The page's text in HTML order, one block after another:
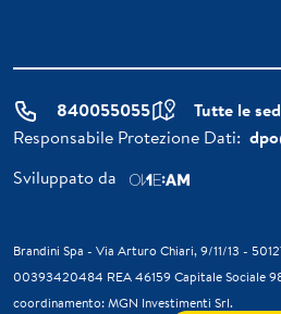
840055055 Tutte le
Responsabile Protezione Dati:
Sviluppato da
Brandini Spa - Via Arturo Chiari, 9/11/13 -
00393420484 REA 46159 Capitale Sociale
coordinamento: MGN Investimenti Srl.